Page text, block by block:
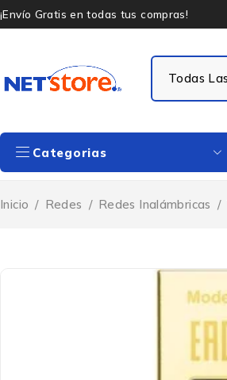
¡Envío Gratis en todas tus compras!
Categorias
Inicio / Redes / Redes Inalámbricas /